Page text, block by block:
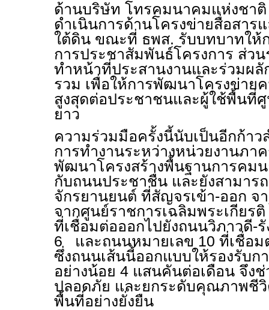
ด้านบริษัท โทรคมนาคมแห่งชา
ดำเนินการด้านโครงข่ายสื่อสาร
ใต้ดิน ขณะที่ ธพส. รับบทบาทใ
การประชาสัมพันธ์โครงการ ส่ว
ทำหน้าที่ประสานงานและร่วมผลั
รวม เพื่อให้การพัฒนาโครงข่าย
สูงสุดต่อประชาชนและผู้ใช้พื้นที่ศู
ยาว
ความร่วมมือครั้งนี้นับเป็นอีกก้า
การทำงานระหว่างหน่วยงานภา
พัฒนาโครงสร้างพื้นฐานการคม
กับถนนประชาชื่น และยังสามาร
จักรยานยนต์ ที่สัญจรเข้า-ออก จ
จากศูนย์ราชการเฉลิมพระเกียร
ที่เชื่อมต่อออกไปยังถนนวิภาวดี-
6 และถนนหมายเลข 10 ที่เชื่อ
ซึ่งถนนเส้นนี้ออกแบบให้รองรับก
อย่างน้อย 4 แสนคันต่อเดือน จึง
ปลอดภัย และยกระดับคุณภาพชี
พื้นที่อย่างยั่งยืน